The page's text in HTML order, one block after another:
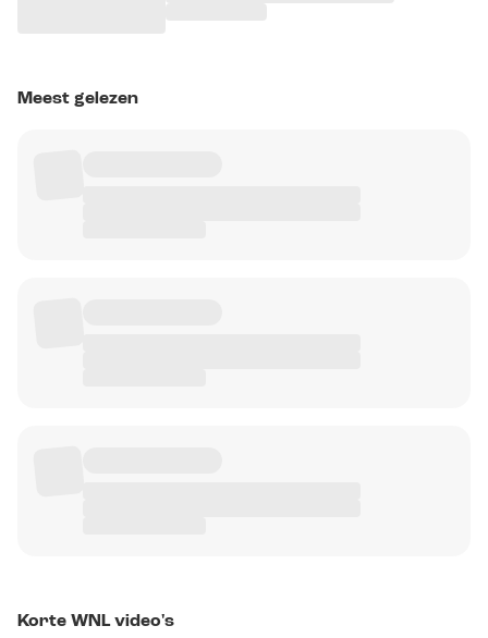
Meest gelezen
Korte WNL video's